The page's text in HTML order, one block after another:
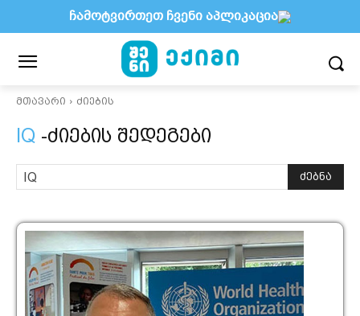
მთავარი ძიების
IQ -ძიების შედეგები
ძებნა
ჩამოტვირთეთ ჩვენი აპლიკაცია